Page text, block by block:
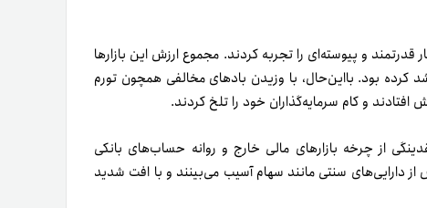
سال ۲۰۲۱، روند صعودی بسیار قدرتمند و پیوسته‌ای را تجربه کردند. مجموع ارزش این بازارها
سال ۲۰۰۹ بیش از هفت برابر رشد کرده بود. بااین‌حال، با وزیدن بادهای مخالفی همچون تورم
افتادند و کام سرمایه‌گذاران خود را تلخ کردند.
از چرخه بازارهای مالی خارج و روانه حساب‌های بانکی
دارایی‌های سنتی مانند سهام آسیب می‌بینند و با افت شدید